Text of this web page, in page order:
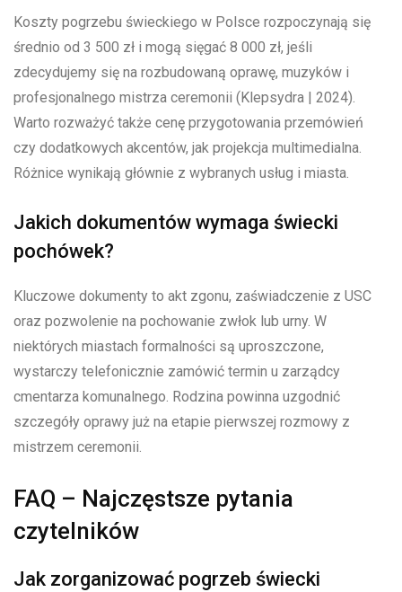
Koszty pogrzebu świeckiego w Polsce rozpoczynają się
średnio od 3 500 zł i mogą sięgać 8 000 zł, jeśli
zdecydujemy się na rozbudowaną oprawę, muzyków i
profesjonalnego mistrza ceremonii (Klepsydra | 2024).
Warto rozważyć także cenę przygotowania przemówień
czy dodatkowych akcentów, jak projekcja multimedialna.
Różnice wynikają głównie z wybranych usług i miasta.
Jakich dokumentów wymaga świecki
pochówek?
Kluczowe dokumenty to akt zgonu, zaświadczenie z USC
oraz pozwolenie na pochowanie zwłok lub urny. W
niektórych miastach formalności są uproszczone,
wystarczy telefonicznie zamówić termin u zarządcy
cmentarza komunalnego. Rodzina powinna uzgodnić
szczegóły oprawy już na etapie pierwszej rozmowy z
mistrzem ceremonii.
FAQ – Najczęstsze pytania
czytelników
Jak zorganizować pogrzeb świecki